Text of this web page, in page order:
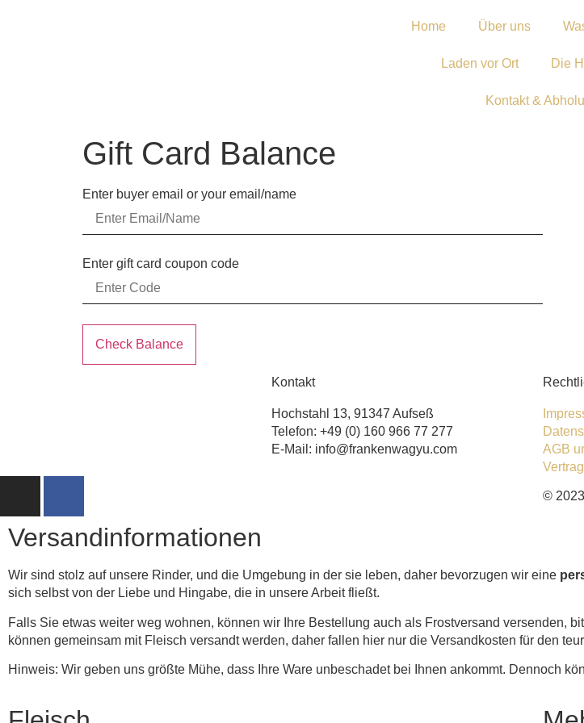
Home Über uns
Laden vor Ort Die
Kontakt &
Gift Card Balance
Enter buyer email or your email/name
Enter gift card coupon code
Kontakt
Hochstahl 13, 91347 Aufseß
Telefon: +49 (0) 160 966 77 277
E-Mail: info@frankenwagyu.com
AGB
©
Versandinformationen
Wir sind stolz auf unsere Rinder, und die Umgebung in der sie leben, daher bevorzugen wir eine
sich selbst von der Liebe und Hingabe, die in unsere Arbeit fließt.
Falls Sie etwas weiter weg wohnen, können wir Ihre Bestellung auch als Frostversand versenden,
können gemeinsam mit Fleisch versandt werden, daher fallen hier nur die Versandkosten für den
Hinweis: Wir geben uns größte Mühe, dass Ihre Ware unbeschadet bei Ihnen ankommt. Dennoch